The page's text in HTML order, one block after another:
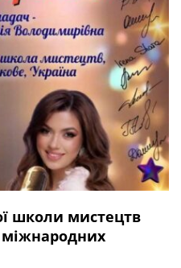
школи мистецтв